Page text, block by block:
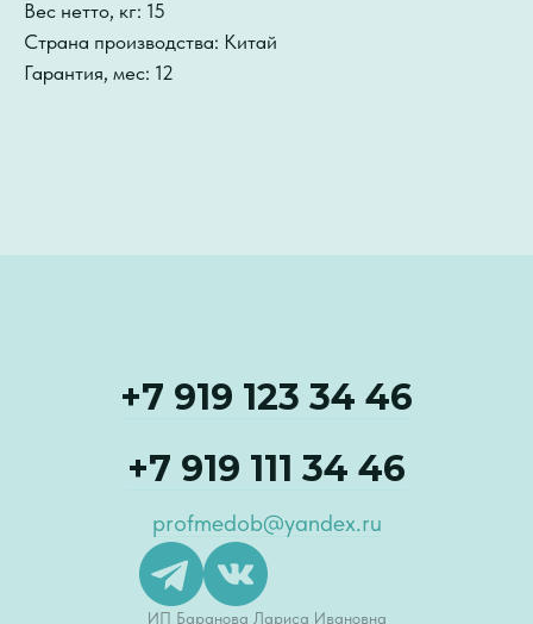
Вес нетто, кг: 15
Страна производства: Китай
Гарантия, мес: 12
+7 919 123 34 46
+7 919 111 34 46
profmedob@yandex.ru
ИП Баранова Лариса Ивановна